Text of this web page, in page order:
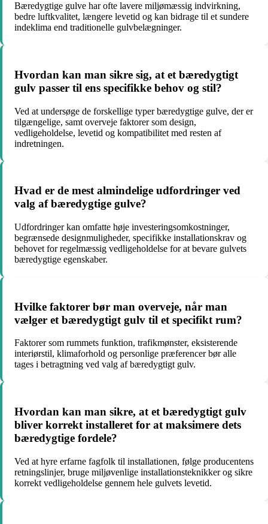
Bæredygtige gulve har ofte lavere miljømæssig indvirkning,
bedre luftkvalitet, længere levetid og kan bidrage til et sundere
indeklima end traditionelle gulvbelægninger.
Hvordan kan man sikre sig, at et bæredygtigt
gulv passer til ens specifikke behov og stil?
Ved at undersøge de forskellige typer bæredygtige gulve, der er
tilgængelige, samt overveje faktorer som design,
vedligeholdelse, levetid og kompatibilitet med resten af
indretningen.
Hvad er de mest almindelige udfordringer ved
valg af bæredygtige gulve?
Udfordringer kan omfatte høje investeringsomkostninger,
begrænsede designmuligheder, specifikke installationskrav og
behovet for regelmæssig vedligeholdelse for at bevare gulvets
bæredygtige egenskaber.
Hvilke faktorer bør man overveje, når man
vælger et bæredygtigt gulv til et specifikt rum?
Faktorer som rummets funktion, trafikmønster, eksisterende
interiørstil, klimaforhold og personlige præferencer bør alle
tages i betragtning ved valg af bæredygtigt gulv.
Hvordan kan man sikre, at et bæredygtigt gulv
bliver korrekt installeret for at maksimere dets
bæredygtige fordele?
Ved at hyre erfarne fagfolk til installationen, følge producentens
retningslinjer, bruge miljøvenlige installationsteknikker og sikre
korrekt vedligeholdelse gennem hele gulvets levetid.